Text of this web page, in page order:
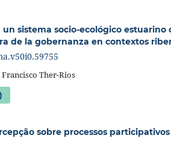
sistema socio-ecológico estuarino
de la gobernanza en contextos
Ther-Rios
sobre processos